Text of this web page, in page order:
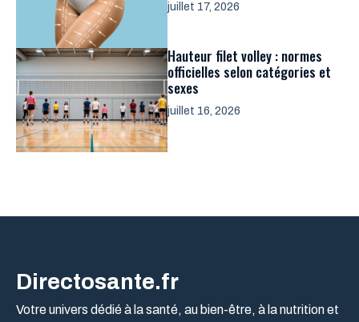
juillet 17, 2026
Hauteur filet volley : normes
officielles selon catégories et
sexes
juillet 16, 2026
Directosante.fr
Votre univers dédié à la santé, au bien-être, à la nutrition et